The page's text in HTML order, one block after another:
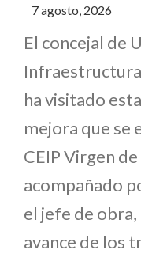
7 agosto, 2026
El concejal de
ha visitado
mejora que se
CEIP Virgen de
acompañado
el jefe de
avance de los